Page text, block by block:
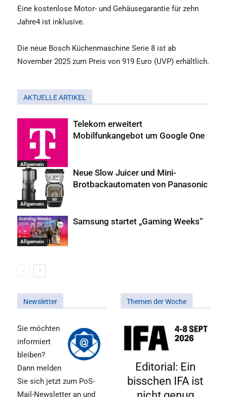
Eine kostenlose Motor- und Gehäusegarantie für zehn
Jahre4 ist inklusive.
Die neue Bosch Küchenmaschine Serie 8 ist ab
November 2025 zum Preis von 919 Euro (UVP) erhältlich.
AKTUELLE ARTIKEL
Allgemein
Telekom erweitert
Mobilfunkangebot um Google One
Allgemein
Neue Slow Juicer und Mini-
Brotbackautomaten von Panasonic
Allgemein
Samsung startet „Gaming Weeks“
Newsletter
Sie möchten
informiert
bleiben?
Dann melden
Sie sich jetzt zum PoS-
Mail-Newsletter an und
Themen der Woche
Editorial: Ein
bisschen IFA ist